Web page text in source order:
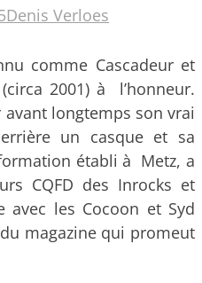
Denis Verloes
comme Cascadeur et
2001) à l’honneur.
longtemps son vrai
un casque et sa
établi à Metz, a
CQFD des Inrocks et
avec les Cocoon et Syd
magazine qui promeut